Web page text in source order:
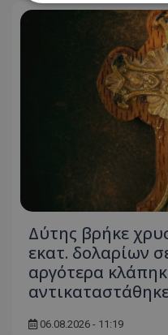
Δύτης βρήκε
εκατ. δολαρίων
αργότερα
06.08.2026 - 11:19
Απολύτως
Στόχευσης
Μη
Τα απολύτως
βασικές
σύνδεση χρήστη και
Ο ιστότοπος δεν
χωρίς τα απολύτως
Ονοματεπώνυμο
usprivacy